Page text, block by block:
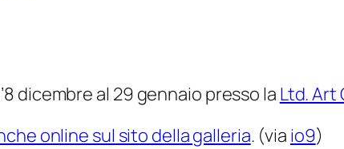
dicembre al 29 gennaio presso la Ltd. Art
online sul sito della galleria. (via io9)